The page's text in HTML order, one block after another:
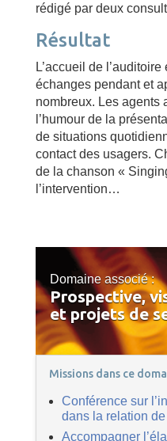
rédigé par deux
Résultat
L’accueil de
échanges pendant et
nombreux. Les agents
l’humour de la
de situations
contact des usagers.
de la chanson «
l’intervention…
Domaine associé :
Prospective,
et projets de
Missions dans ce
Conférence sur
dans la relation
Accompagner